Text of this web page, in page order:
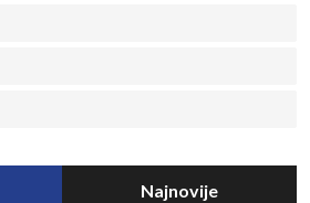
Najnovije